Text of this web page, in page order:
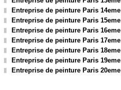
Entreprise de peinture Paris 14eme
Entreprise de peinture Paris 15eme
Entreprise de peinture Paris 16eme
Entreprise de peinture Paris 17eme
Entreprise de peinture Paris 18eme
Entreprise de peinture Paris 19eme
Entreprise de peinture Paris 20eme